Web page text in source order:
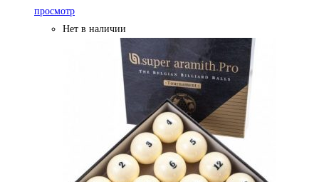
просмотр
Нет в наличии